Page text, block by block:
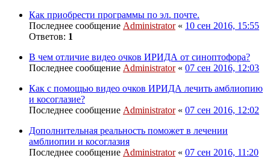
Как приобрести программы по эл. почте.
Последнее сообщение Administrator« 10 сен 2016, 15:55
Ответов: 1
В чем отличие видео очков ИРИДА от синоптофора?
Последнее сообщение Administrator« 07 сен 2016, 12:03
Как с помощью видео очков ИРИДА лечить амблиопию
и косоглазие?
Последнее сообщение Administrator« 07 сен 2016, 12:02
Дополнительная реальность поможет в лечении
амблиопии и косоглазия
Последнее сообщение Administrator« 07 сен 2016, 11:20